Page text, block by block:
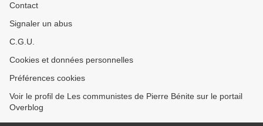
Contact
Signaler un abus
C.G.U.
Cookies et données personnelles
Préférences cookies
Voir le profil de Les communistes de Pierre Bénite sur le portail
Overblog